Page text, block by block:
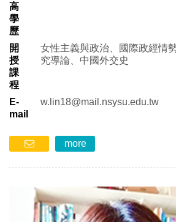
高
學
歷
開
授
課
程
女性主義與政治、國際政經情
究導論、中國外交史
E-
mail
w.lin18@mail.nsysu.edu.tw
more